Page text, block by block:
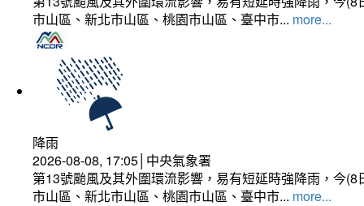
市山區、新北市山區、桃園市山區、臺中市... more...
降雨
2026-08-08, 17:05│中央氣象署
第13號颱風及其外圍環流影響，易有短延時強降雨，今
市山區、新北市山區、桃園市山區、臺中市... more...